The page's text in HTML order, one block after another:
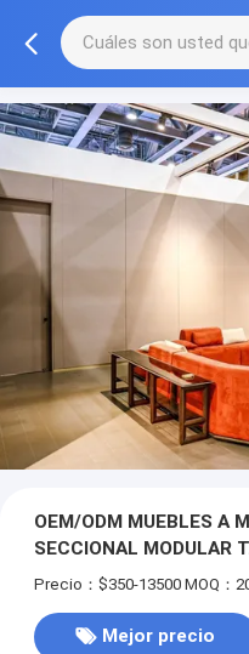
OEM/ODM MUEBLES A
SECCIONAL MODULAR
TERCIOPELO EN
Precio：$350-13500 MOQ：
Mejor precio